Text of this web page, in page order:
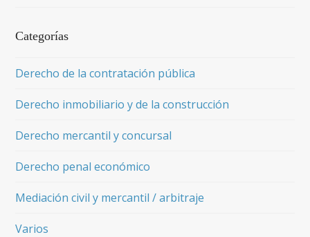
Categorías
Derecho de la contratación pública
Derecho inmobiliario y de la construcción
Derecho mercantil y concursal
Derecho penal económico
Mediación civil y mercantil / arbitraje
Varios